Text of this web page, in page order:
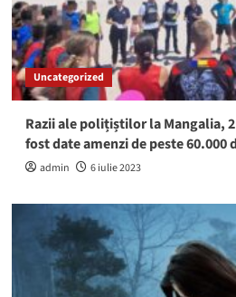
Uncategorized
Razii ale polițiștilor la Mangalia, 2
fost date amenzi de peste 60.000
admin 6 iulie 2023